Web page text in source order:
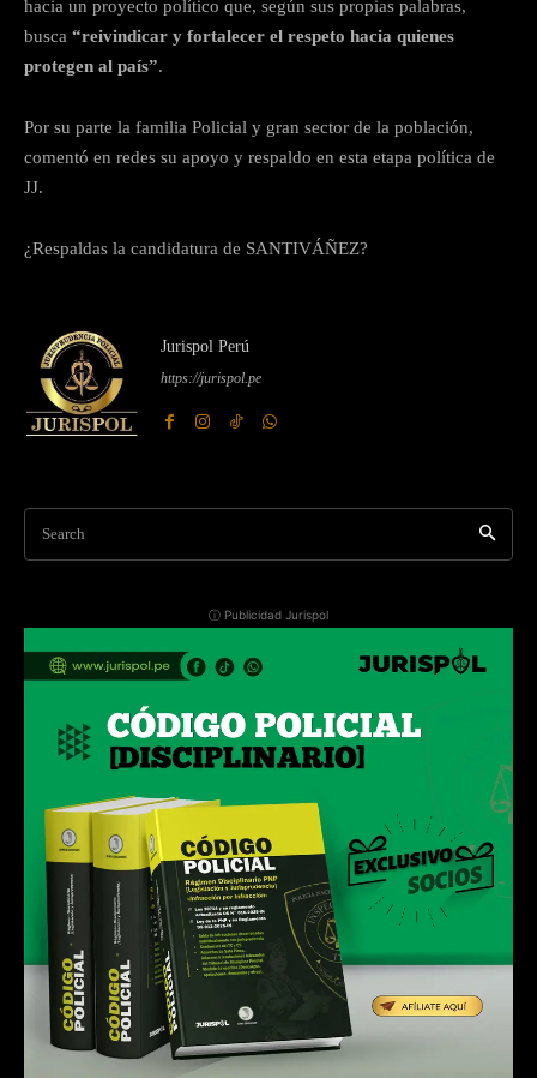
hacia un proyecto político que, según sus propias palabras,
busca “reivindicar y fortalecer el respeto hacia quienes
protegen al país”.
Por su parte la familia Policial y gran sector de la población,
comentó en redes su apoyo y respaldo en esta etapa política de
JJ.
¿Respaldas la candidatura de SANTIVÁÑEZ?
Jurispol Perú
https://jurispol.pe
Search
ⓘ Publicidad Jurispol